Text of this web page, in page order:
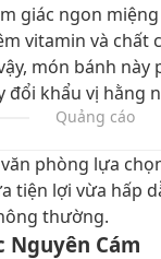
giác ngon
vitamin và chất
món bánh
khẩu vị hằng
Quảng cáo
phòng lựa
tiện lợi vừa hấp
thường.
Nguyên Cám